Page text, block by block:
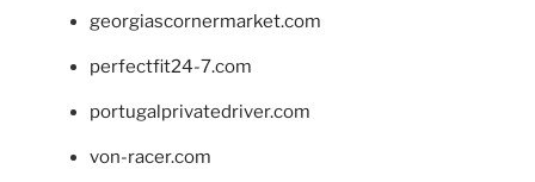
georgiascornermarket.com
perfectfit24-7.com
portugalprivatedriver.com
von-racer.com